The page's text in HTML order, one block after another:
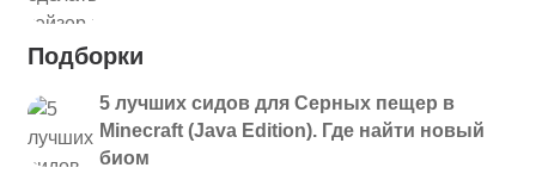
Подборки
5 лучших сидов для Серных пещер в
Minecraft (Java Edition). Где найти новый
биом